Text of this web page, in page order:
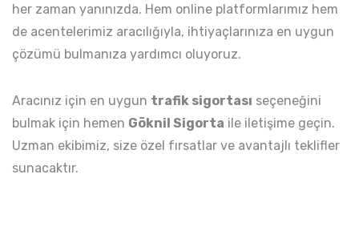
her zaman yanınızda. Hem online platformlarımız hem
de acentelerimiz aracılığıyla, ihtiyaçlarınıza en uygun
çözümü bulmanıza yardımcı oluyoruz.
Aracınız için en uygun trafik sigortası seçeneğini
bulmak için hemen Göknil Sigorta ile iletişime geçin.
Uzman ekibimiz, size özel fırsatlar ve avantajlı teklifler
sunacaktır.